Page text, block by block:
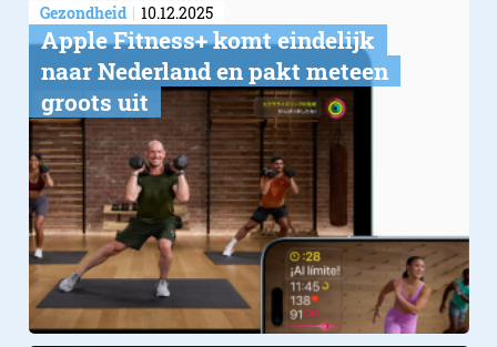
Gezondheid 10.12.2025
Apple Fitness+ komt eindelijk
naar Nederland en pakt meteen
groots uit